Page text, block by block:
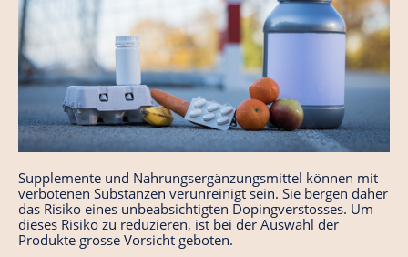
Supplemente und Nahrungsergänzungsmittel können mit
verbotenen Substanzen verunreinigt sein. Sie bergen daher
das Risiko eines unbeabsichtigten Dopingverstosses. Um
dieses Risiko zu reduzieren, ist bei der Auswahl der
Produkte grosse Vorsicht geboten.